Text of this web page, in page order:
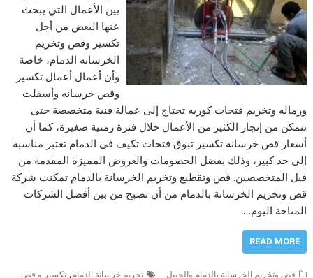
بين الأعمال التي يبحث
عنها البعض من أجل
تكسير وقص وتخريم
الخرسانه الدمام، خاصة
وأن أعمال أعمال تكسير
وقص خرسانه وأسفلت
ورماله وتخريم فتحات كوريه تحتاج إلى عمالة فنية متخصصة حتى
تتمكن من إنجاز الكثير من الأعمال خلال فترة زمنية صغيرة، كما أن
أسعار قص خرسانه تكسير تبوق فتحات تكيف فى الدمام تعتبر مناسبة
إلى حد كبير، وذلك بفضل الخصومات والعروض المميزة المقدمة من
قبل المتخصصين. قص وتقطيع وتخريم الخرسانة بالدمام تمكنت شركة
قص وتخريم الخرسانة بالدمام من أن تصبح من بين أفضل الشركات
المتاحة اليوم…
READ MORE
قص وتخريم الخرسانة بالدمام والجبيل تخريم خرسانة الدمام,تكسير و قص